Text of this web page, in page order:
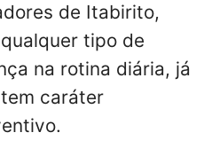
de Itabirito,
tipo de
na rotina diária, já
caráter